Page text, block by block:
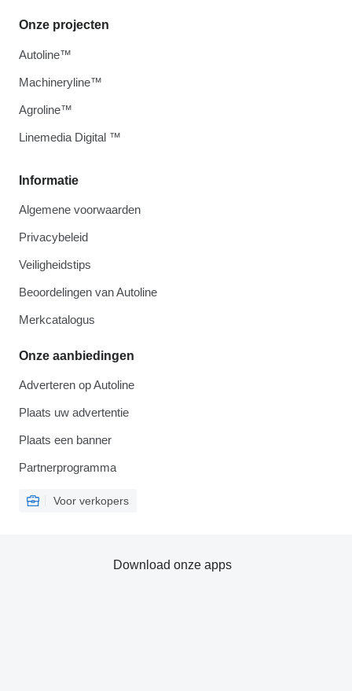
Informatie
Algemene voorwaarden
Privacybeleid
Veiligheidstips
Beoordelingen van Autoline
Merkcatalogus
Onze aanbiedingen
Adverteren op Autoline
Plaats uw advertentie
Plaats een banner
Partnerprogramma
Voor verkopers
Onze projecten
Autoline™
Machineryline™
Agroline™
Linemedia Digital ™
Download onze apps